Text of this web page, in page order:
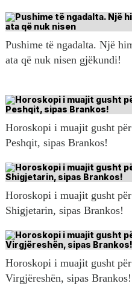
Pushime të ngadalta. Një
ata që nuk nisen gjëkundi!
Horoskopi i muajit gusht për
Peshqit, sipas Brankos!
Horoskopi i muajit gusht për
Shigjetarin, sipas Brankos!
Horoskopi i muajit gusht për
Virgjëreshën, sipas Brankos!